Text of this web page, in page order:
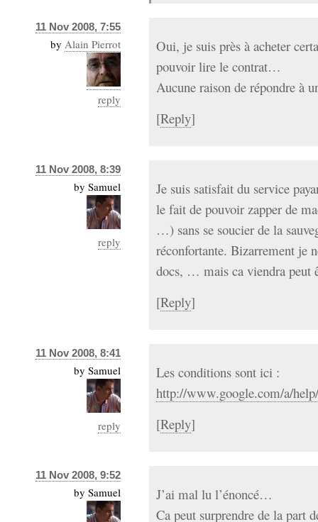
11 Nov 2008, 7:55
by Alain Pierrot
reply
Oui, je suis près à acheter
pouvoir lire le contrat…
Aucune raison de répondre à
[Reply]
11 Nov 2008, 8:39
by Samuel
reply
Je suis satisfait du service
le fait de pouvoir zapper de
…) sans se soucier de la
réconfortante. Bizarrement je
docs, … mais ca viendra peut
[Reply]
11 Nov 2008, 8:41
by Samuel
reply
Les conditions sont ici :
http://www.google.com/a/
[Reply]
11 Nov 2008, 9:52
by Samuel
J’ai mal lu l’énoncé…
Ca peut surprendre de la part